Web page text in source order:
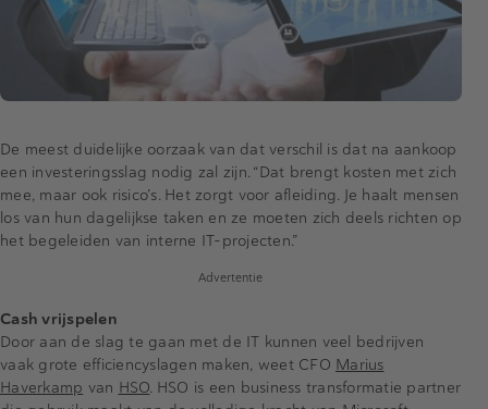
De meest duidelijke oorzaak van dat verschil is dat na aankoop
een investeringsslag nodig zal zijn. “Dat brengt kosten met zich
mee, maar ook risico’s. Het zorgt voor afleiding. Je haalt mensen
los van hun dagelijkse taken en ze moeten zich deels richten op
het begeleiden van interne IT-projecten.”
Advertentie
Cash vrijspelen
Door aan de slag te gaan met de IT kunnen veel bedrijven
vaak grote efficiencyslagen maken, weet CFO Marius
Haverkamp van HSO. HSO is een business transformatie partner